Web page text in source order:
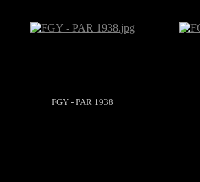
FGY - PAR 1938